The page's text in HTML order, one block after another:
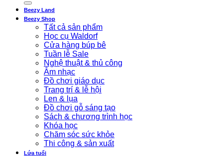
Beezy Land
Beezy Shop
Tất cả sản phẩm
Học cụ Waldorf
Cửa hàng búp bê
Tuần lễ Sale
Nghệ thuật & thủ công
Âm nhạc
Đồ chơi giáo dục
Trang trí & lễ hội
Len & lụa
Đồ chơi gỗ sáng tạo
Sách & chương trình học
Khóa học
Chăm sóc sức khỏe
Thi công & sản xuất
Lứa tuổi